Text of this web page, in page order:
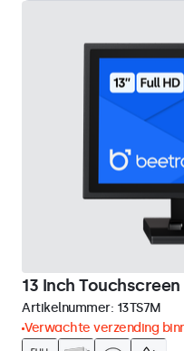
13 Inch
Artikelnummer: 13TS7M
Verwachte verzending